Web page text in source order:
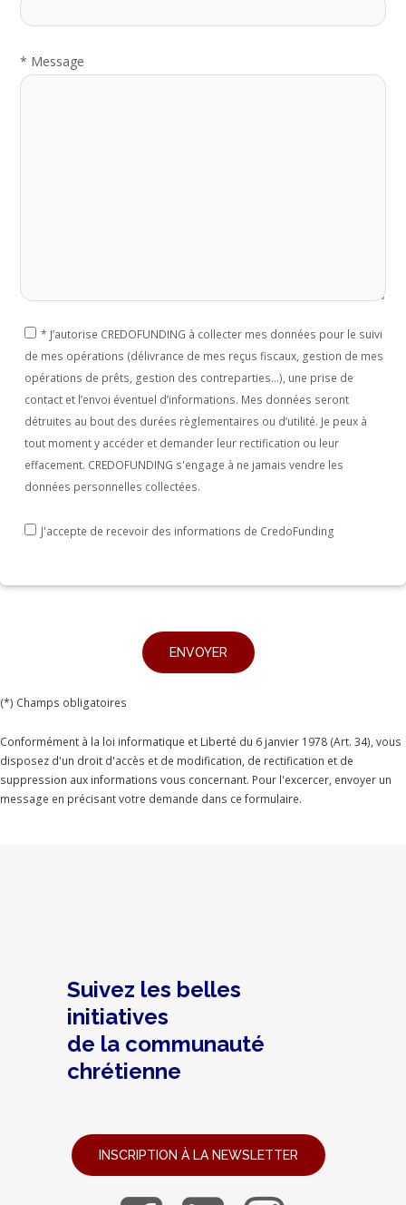
* Message
* J’autorise CREDOFUNDING à collecter mes données pour le suivi
de mes opérations (délivrance de mes reçus fiscaux, gestion de mes
opérations de prêts, gestion des contreparties...), une prise de
contact et l’envoi éventuel d’informations. Mes données seront
détruites au bout des durées règlementaires ou d’utilité. Je peux à
tout moment y accéder et demander leur rectification ou leur
effacement. CREDOFUNDING s'engage à ne jamais vendre les
données personnelles collectées.
J'accepte de recevoir des informations de CredoFunding
(*) Champs obligatoires
Conformément à la loi informatique et Liberté du 6 janvier 1978 (Art. 34), vous
disposez d'un droit d'accès et de modification, de rectification et de
suppression aux informations vous concernant. Pour l'excercer, envoyer un
message en précisant votre demande dans ce formulaire.
Suivez les belles
initiatives
de la communauté
chrétienne
INSCRIPTION À LA NEWSLETTER